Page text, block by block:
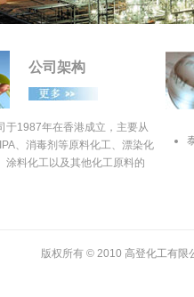
公司架构
于1987年在香港成立，主要从
、消毒剂等原料化工、漂染化
涂料化工以及其他化工原料的
版权所有 © 2010 高登化工有限